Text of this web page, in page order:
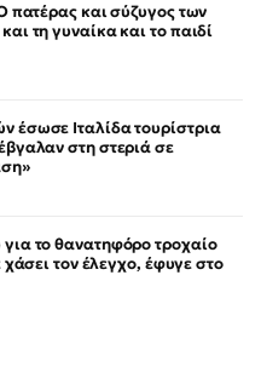
πατέρας και σύζυγος των
τη γυναίκα και το παιδί
έσωσε Ιταλίδα τουρίστρια
στη στεριά σε
το θανατηφόρο τροχαίο
χάσει τον έλεγχο, έφυγε στο